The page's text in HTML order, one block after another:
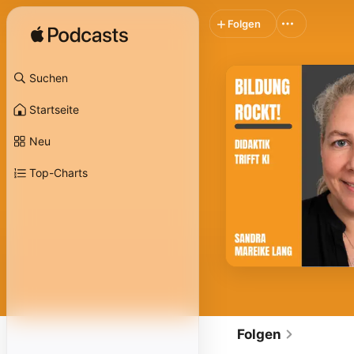
Suchen
Startseite
Neu
Top-Charts
Folgen
Folgen